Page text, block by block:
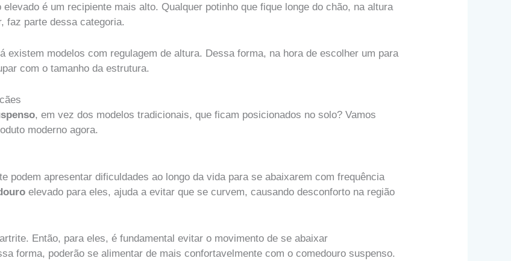
é um recipiente mais alto. Qualquer potinho que fique longe do chão, na altura
faz parte dessa categoria.
existem modelos com regulagem de altura. Dessa forma, na hora de escolher um para
com o tamanho da estrutura.
, em vez dos modelos tradicionais, que ficam posicionados no solo? Vamos
moderno agora.
podem apresentar dificuldades ao longo da vida para se abaixarem com frequência
elevado para eles, ajuda a evitar que se curvem, causando desconforto na região
Então, para eles, é fundamental evitar o movimento de se abaixar
forma, poderão se alimentar de mais confortavelmente com o comedouro suspenso.